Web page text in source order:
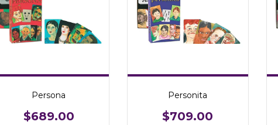
Persona
$689.00
Personita
$709.00